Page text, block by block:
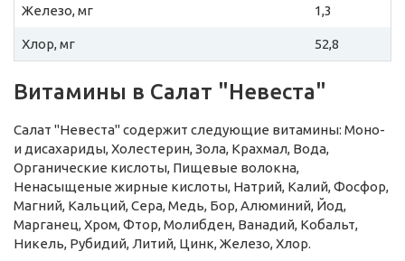
Железо, мг 1,3
Хлор, мг 52,8
Витамины в Салат "Невеста"
Салат "Невеста" содержит следующие витамины: Моно-
и дисахариды, Холестерин, Зола, Крахмал, Вода,
Органические кислоты, Пищевые волокна,
Ненасыщеные жирные кислоты, Натрий, Калий, Фосфор,
Магний, Кальций, Сера, Медь, Бор, Алюминий, Йод,
Марганец, Хром, Фтор, Молибден, Ванадий, Кобальт,
Никель, Рубидий, Литий, Цинк, Железо, Хлор.